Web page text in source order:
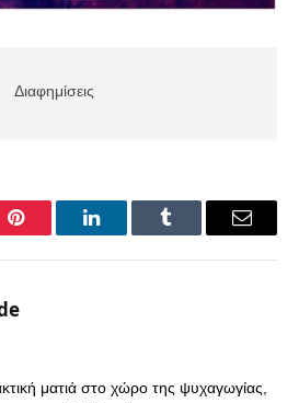
Διαφημίσεις
Pinterest LinkedInTumblr Email
ματιά στο χώρο της ψυχαγωγίας,